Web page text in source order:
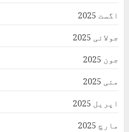
اگست 2025
جولائی 2025
جون 2025
مئی 2025
اپریل 2025
مارچ 2025